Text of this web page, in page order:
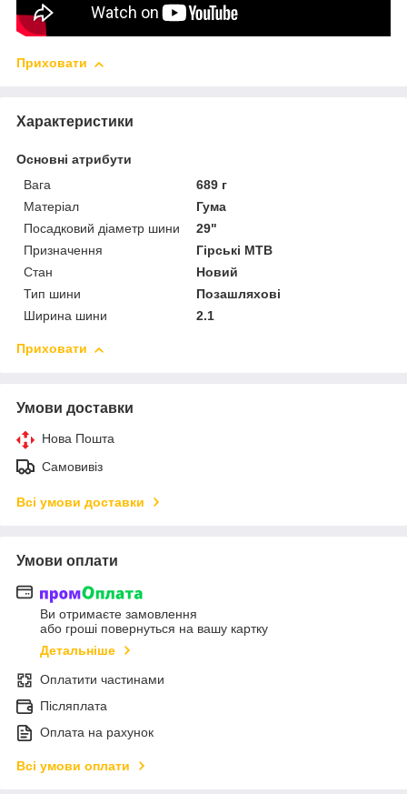
Приховати
Характеристики
Основні атрибути
Вага
689 г
Матеріал
Гума
Посадковий діаметр шини
29"
Призначення
Гірські MTB
Стан
Новий
Тип шини
Позашляхові
Ширина шини
2.1
Приховати
Умови доставки
Нова Пошта
Самовивіз
Всі умови доставки
Умови оплати
Ви отримаєте замовлення
або гроші повернуться на вашу картку
Детальніше
Оплатити частинами
Післяплата
Оплата на рахунок
Всі умови оплати